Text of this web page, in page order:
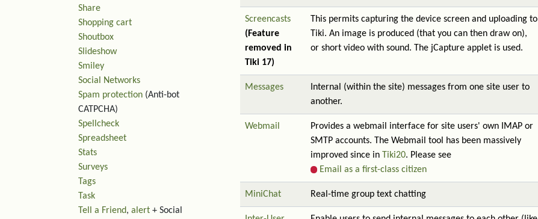
Screencasts
(Feature
removed in
Tiki 17)
This permits capturing the device screen and uploading to
Tiki. An image is produced (that you can then draw on),
or short video with sound. The jCapture applet is used.
Messages
Internal (within the site) messages from one site user to
another.
Webmail
Provides a webmail interface for site users' own IMAP or
SMTP accounts. The Webmail tool has been massively
improved since in
Tiki20. Please see
Email as a first-class citizen
MiniChat Real-time group text chatting
Share
Shopping cart
Shoutbox
Slideshow
Smiley
Social Networks
Spam protection (Anti-bot
CATPCHA)
Spellcheck
Spreadsheet
Stats
Surveys
Tags
Task
Tell a Friend, alert + Social